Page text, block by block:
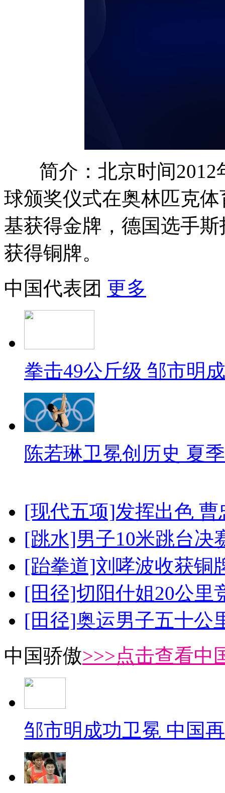
简介：北京时间
球颁奖仪式在奥林匹克
基获得金牌，德国选手
获得铜牌。
中国代表团 更多
拳击49公斤级 邹市明
陈若琳卫冕创历史 夏
[现代五项]发挥出色
[跳水]男子10米跳台决
[跆拳道]刘哮波收获铜
[田径]切阳什姐20公里
[田径]奥运男子五十公
中国骄傲>>>点击查看中
邹市明成功卫冕 中国